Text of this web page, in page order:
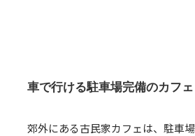
車で行ける駐車場完備のカフェ
郊外にある古民家カフェは、駐車